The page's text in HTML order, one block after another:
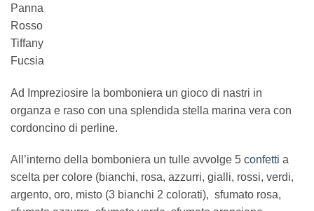
Panna
Rosso
Tiffany
Fucsia
Ad Impreziosire la bomboniera un gioco di nastri in
organza e raso con una splendida stella marina vera con
cordoncino di perline.
All’interno della bomboniera un tulle avvolge 5 confetti a
scelta per colore (bianchi, rosa, azzurri, gialli, rossi, verdi,
argento, oro, misto (3 bianchi 2 colorati), sfumato rosa,